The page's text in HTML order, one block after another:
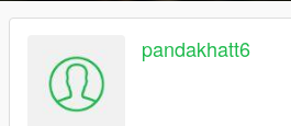
pandakhatt6